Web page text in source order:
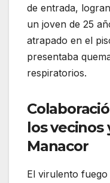
de entrada,
un joven de 25
atrapado en el
presentaba
respiratorios.
los vecinos
Manacor
El virulento